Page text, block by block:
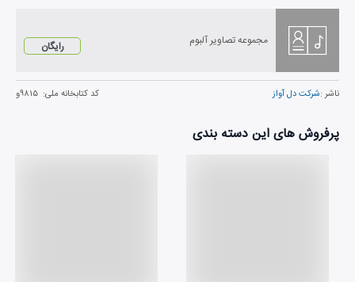
مجموعه تصاویر آلبوم رایگان
ناشر :شرکت دل آواز کد کتابخانه ملی: ۹۸۱۵و
پرفروش های این دسته بندی